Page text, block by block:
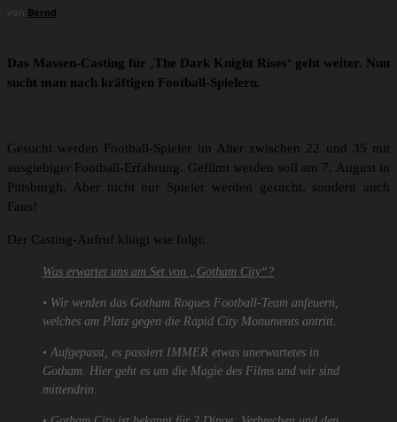
von Bernd
Das Massen-Casting für ‚The Dark Knight Rises‘ geht weiter. Nun
sucht man nach kräftigen Football-Spielern.
Gesucht werden Football-Spieler im Alter zwischen 22 und 35 mit
ausgiebiger Football-Erfahrung. Gefilmt werden soll am 7. August in
Pittsburgh. Aber nicht nur Spieler werden gesucht, sondern auch
Fans!
Der Casting-Aufruf klingt wie folgt:
Was erwartet uns am Set von „Gotham City“?
• Wir werden das Gotham Rogues Football-Team anfeuern,
welches am Platz gegen die Rapid City Monuments antritt.
• Aufgepasst, es passiert IMMER etwas unerwartetes in
Gotham. Hier geht es um die Magie des Films und wir sind
mittendrin.